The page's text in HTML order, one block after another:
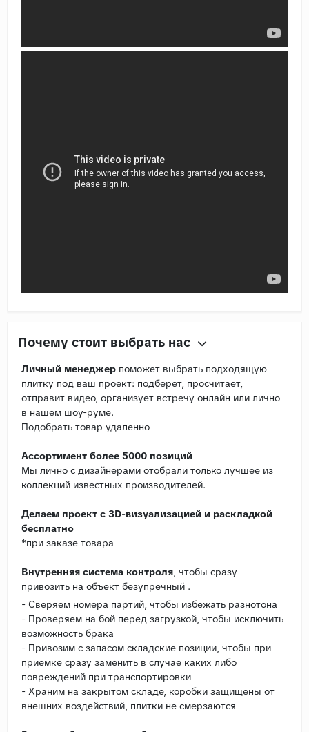
Почему стоит выбрать нас
Личный менеджер поможет выбрать подходящую
плитку под ваш проект: подберет, просчитает,
отправит видео, организует встречу онлайн или лично
в нашем шоу-руме.
Подобрать товар удаленно
Ассортимент более 5000 позиций
Мы лично с дизайнерами отобрали только лучшее из
коллекций известных производителей.
Делаем проект с 3D-визуализацией и раскладкой
бесплатно
*при заказе товара
Внутренняя система контроля, чтобы сразу
привозить на объект безупречный .
- Сверяем номера партий, чтобы избежать разнотона
- Проверяем на бой перед загрузкой, чтобы исключить
возможность брака
- Привозим с запасом складские позиции, чтобы при
приемке сразу заменить в случае каких либо
повреждений при транспортировки
- Храним на закрытом складе, коробки защищены от
внешних воздействий, плитки не смерзаются